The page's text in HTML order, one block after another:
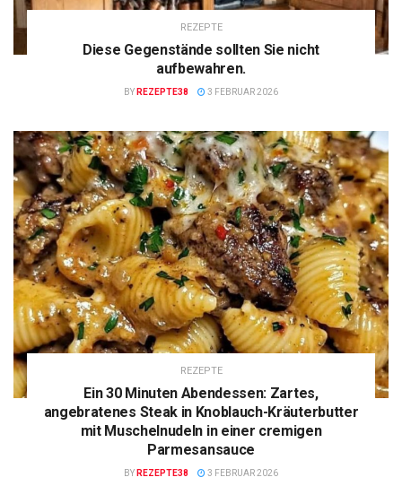
REZEPTE
Diese Gegenstände sollten Sie nicht
aufbewahren.
BY REZEPTE38 3 FEBRUAR 2026
REZEPTE
Ein 30 Minuten Abendessen: Zartes,
angebratenes Steak in Knoblauch-Kräuterbutter
mit Muschelnudeln in einer cremigen
Parmesansauce
BY REZEPTE38 3 FEBRUAR 2026